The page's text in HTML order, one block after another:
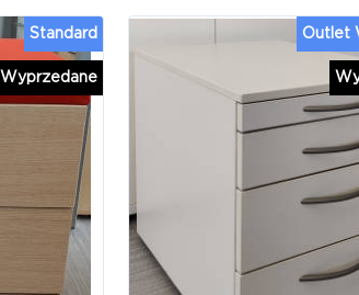
Wyprzedane
Standard Outlet